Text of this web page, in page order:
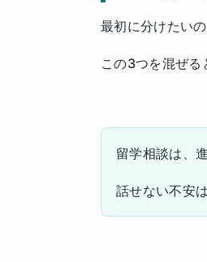
最初に分けたい
この3つを混ぜる
留学相談は、
話せない不安